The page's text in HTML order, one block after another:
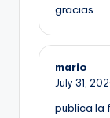
gracias
mario
July 31,
publica la